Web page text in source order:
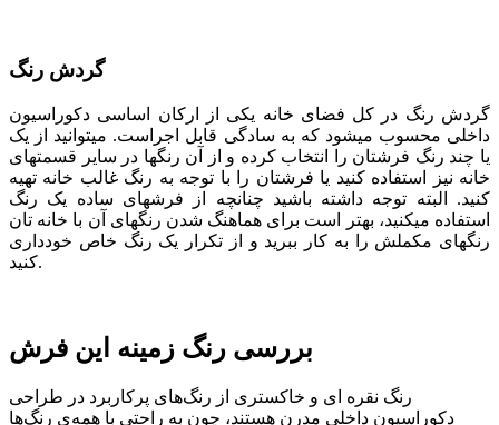
گردش رنگ
گردش رنگ در کل فضای خانه یکی از ارکان اساسی دکوراسیون
داخلی محسوب می­شود که به سادگی قابل اجراست. می­توانید از یک
یا چند رنگ فرش­تان را انتخاب کرده و از آن رنگ­ها در سایر قسمت­های
خانه نیز استفاده کنید یا فرشتان را با توجه به رنگ غالب خانه تهیه
کنید. البته توجه داشته باشید چنانچه از فرش­های ساده یک رنگ
استفاده می­کنید، بهتر است برای هماهنگ شدن رنگ­های آن با خانه­ تان
رنگ­های مکملش را به کار ببرید و از تکرار یک رنگ خاص خودداری
کنید.
بررسی رنگ زمینه این فرش
رنگ نقره ای و خاکستری از رنگ‌های پرکاربرد در طراحی
دکوراسیون داخلی مدرن هستند، چون به راحتی با همه‌ی رنگ‌ها